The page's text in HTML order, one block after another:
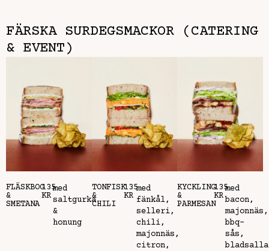
FÄRSKA SURDEGSMACKOR (CATERING
& EVENT)
FLÄSKBOG
&
SMETANA
135
KR
med
saltgurka
&
honung
TONFISK
&
CHILI
135
KR
med
fänkål,
selleri,
chili,
majonnäs,
citron,
KYCKLING
&
PARMESAN
135
KR
med
bacon,
majonnäs,
bbq-
sås,